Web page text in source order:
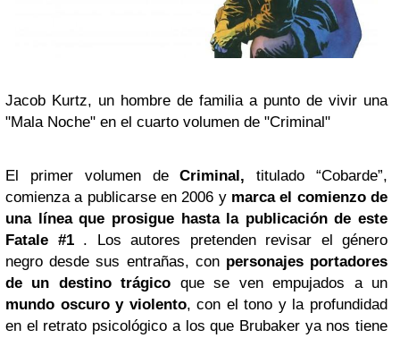
Jacob Kurtz, un hombre de familia a punto de vivir una
"Mala Noche" en el cuarto volumen de "Criminal"
El primer volumen deCriminal, titulado “Cobarde”,
comienza a publicarse en 2006 y marcael comienzo de
una línea que prosigue hasta la publicación de este
Fatale #1. Los autores pretenden revisar el género
negro desde sus entrañas, con personajes portadores
de un destino trágico que se ven empujados a un
mundo oscuro y violento, con el tono y la profundidad
en el retrato psicológico a los que Brubaker ya nos tiene